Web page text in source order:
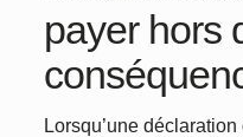
payer hors
Lorsqu’une